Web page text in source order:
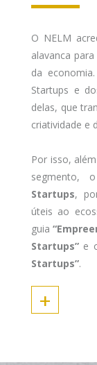
O NELM
alavanca
da
Startups e
delas, que
criatividade e
Por isso,
segmento,
Startups,
úteis ao
guia
Startups” e
Startups”.
+